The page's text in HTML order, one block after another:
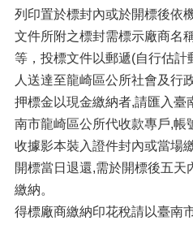
列印置於標封內或於開標後依
文件所附之標封需標示廠商名
等，投標文件以郵遞(自行估
人送達至龍崎區公所社會及行
押標金以現金繳納者,請匯入臺
南市龍崎區公所代收款專戶,帳
收據影本裝入證件封內或當場
開標當日退還,需於開標後五
繳納。
得標廠商繳納印花稅請以臺南